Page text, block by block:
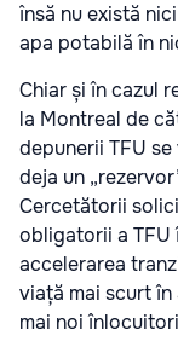
însă nu există
apa potabilă în
Chiar și în cazul
la Montreal de
depunerii TFU
deja un
Cercetătorii
obligatorii a TFU
accelerarea
viață mai scurt în
mai noi